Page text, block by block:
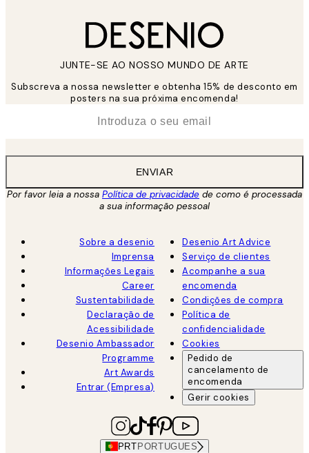
JUNTE-SE AO NOSSO MUNDO DE ARTE
Subscreva a nossa newsletter e obtenha 15% de desconto em
posters na sua próxima encomenda!
ENVIAR
Por favor leia a nossa Política de privacidade de como é processada
a sua informação pessoal
Sobre a desenio
Imprensa
Informações Legais
Career
Sustentabilidade
Declaração de
Acessibilidade
Desenio Ambassador
Programme
Art Awards
Entrar (Empresa)
Desenio Art Advice
Serviço de clientes
Acompanhe a sua
encomenda
Condições de compra
Política de
confidencialidade
Cookies
Pedido de
cancelamento de
encomenda
Gerir cookies
PRT PORTUGUES